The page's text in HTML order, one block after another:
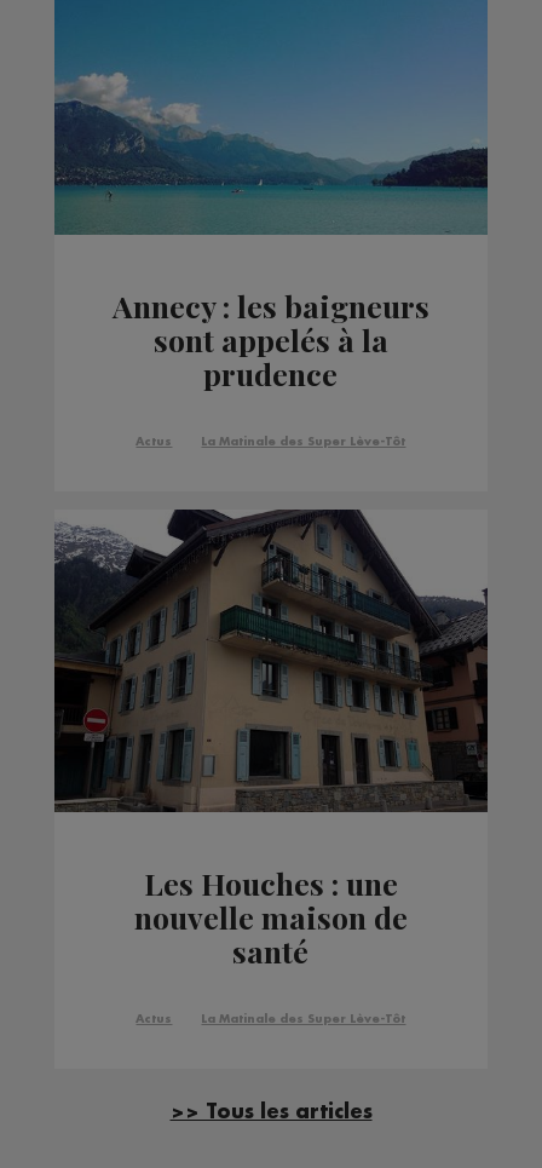
Annecy : les baigneurs
sont appelés à la
prudence
Actus La Matinale des Super Lève-Tôt
Les Houches : une
nouvelle maison de
santé
Actus La Matinale des Super Lève-Tôt
>> Tous les articles